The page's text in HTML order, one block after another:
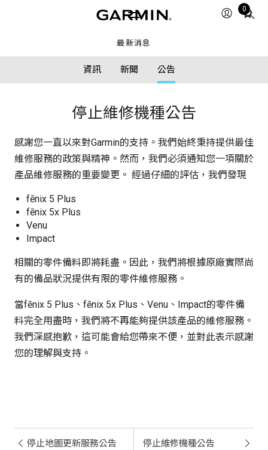
0
Total
items
最新消息
資訊 新聞 公告
停止維修機種公告
感謝您一直以來對Garmin的支持。我們始終秉持提供最佳
維修服務的政策與精神。然而，我們必須通知您一項關於
產品維修服務的重要變更。 經過仔細的評估，我們發現
fēnix 5 Plus
fēnix 5x Plus
Venu
Impact
相關的零件備料即將耗盡。因此，我們將根據原廠實際尚
有的備品狀況提供有限的零件維修服務。
當fēnix 5 Plus、fēnix 5x Plus、Venu、Impact的零件備
料完全用盡時，我們將不再能夠提供該產品的維修服務。
我們深感抱歉，這可能會給您帶來不便，並對此表示感謝
您的理解與支持。
停止地圖更新服務公告 停止維修機種公告